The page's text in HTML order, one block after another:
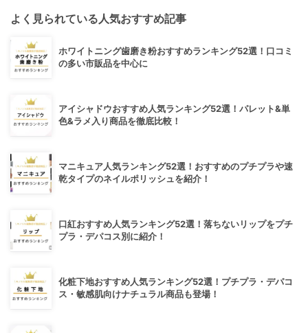
よく見られている人気おすすめ記事
ホワイトニング歯磨き粉おすすめランキング52選！口コミ
の多い市販品を中心に
アイシャドウおすすめ人気ランキング52選！パレット&単
色&ラメ入り商品を徹底比較！
マニキュア人気ランキング52選！おすすめのプチプラや速
乾タイプのネイルポリッシュを紹介！
口紅おすすめ人気ランキング52選！落ちないリップをプチ
プラ・デパコス別に紹介！
化粧下地おすすめ人気ランキング52選！プチプラ・デパコ
ス・敏感肌向けナチュラル商品も登場！